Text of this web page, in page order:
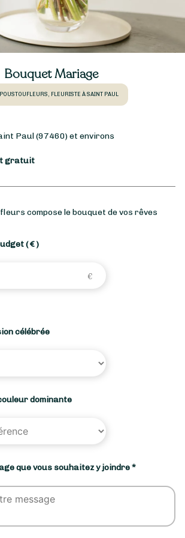
Bouquet Mariage
FLEURISTE À SAINT PAUL
Paul (97460) et environs
gratuit
compose le bouquet de vos rêves
( € )
célébrée
dominante
que vous souhaitez y joindre *